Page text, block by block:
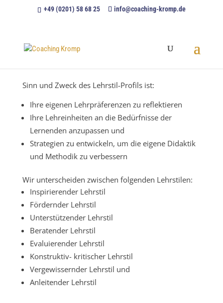
+49 (0201) 58 68 25 info@coaching-kromp.de
Sinn und Zweck des Lehrstil-Profils ist:
Ihre eigenen Lehrpräferenzen zu reflektieren
Ihre Lehreinheiten an die Bedürfnisse der
Lernenden anzupassen und
Strategien zu entwickeln, um die eigene Didaktik
und Methodik zu verbessern
Wir unterscheiden zwischen folgenden Lehrstilen:
Inspirierender Lehrstil
Fördernder Lehrstil
Unterstützender Lehrstil
Beratender Lehrstil
Evaluierender Lehrstil
Konstruktiv- kritischer Lehrstil
Vergewissernder Lehrstil und
Anleitender Lehrstil